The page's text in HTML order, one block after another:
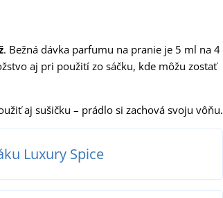
. Bežná dávka parfumu na pranie je 5 ml na 4
aj pri použití zo sáčku, kde môžu zostať
aj sušičku – prádlo si zachová svoju vôňu.
Luxury Spice
objemu plného vrchnáka fľaše.